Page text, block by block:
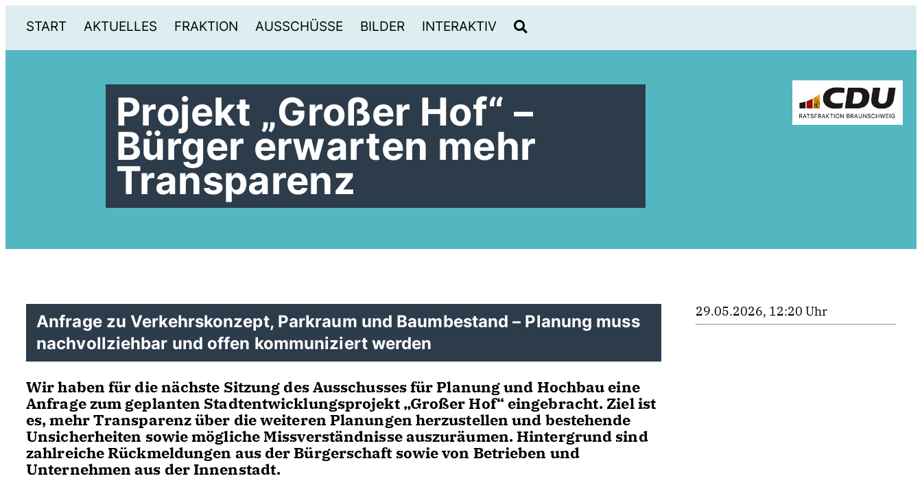
START AKTUELLES FRAKTION AUSSCHÜSSE BILDER INTERAKTIV
Projekt „Großer Hof“ –
Bürger erwarten mehr
Transparenz
Anfrage zu Verkehrskonzept, Parkraum und Baumbestand – Planung muss
nachvollziehbar und offen kommuniziert werden
Wir haben für die nächste Sitzung des Ausschusses für Planung und Hochbau eine
Anfrage zum geplanten Stadtentwicklungsprojekt „Großer Hof“ eingebracht. Ziel ist
es, mehr Transparenz über die weiteren Planungen herzustellen und bestehende
Unsicherheiten sowie mögliche Missverständnisse auszuräumen. Hintergrund sind
zahlreiche Rückmeldungen aus der Bürgerschaft sowie von Betrieben und
Unternehmen aus der Innenstadt.
29.05.2026, 12:20 Uhr